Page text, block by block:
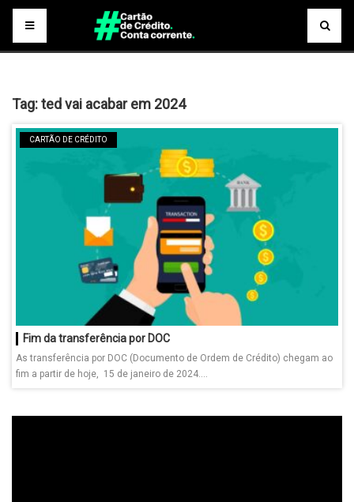
Tag:ted vai acabar em 2024
CARTÃO DE CRÉDITO
Fim da transferência por DOC
As transferência por DOC (Documento de Ordem de Crédito) chegam ao
fim a partir de hoje, 15 de janeiro de 2024....